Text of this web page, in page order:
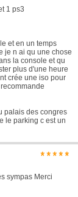
1 ps3
et en un temps
je n ai qu une chose
la console et qu
plus d'une heure
crée une iso pour
palais des congres
le parking c est un
*****
sympas Merci